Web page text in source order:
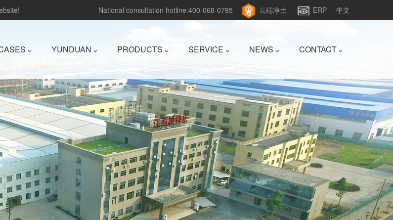
National consultation hotline:400-068-0795 云端净土 ERP 中文
YUNDUAN PRODUCTS SERVICE NEWS CONTACT